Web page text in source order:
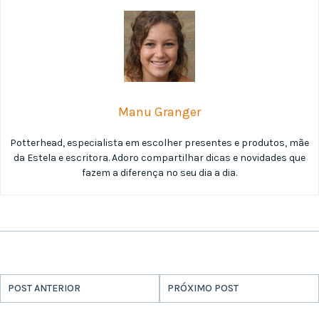
Manu Granger
Potterhead, especialista em escolher presentes e produtos, mãe
da Estela e escritora. Adoro compartilhar dicas e novidades que
fazem a diferença no seu dia a dia.
POST ANTERIOR PRÓXIMO POST